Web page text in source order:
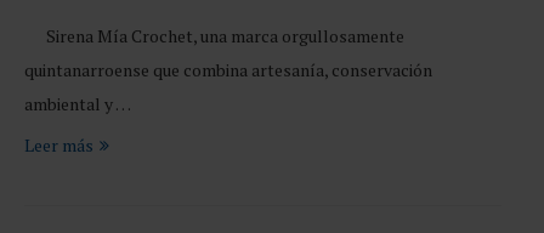
Sirena Mía Crochet, una marca orgullosamente
quintanarroense que combina artesanía, conservación
ambiental y …
Leer más